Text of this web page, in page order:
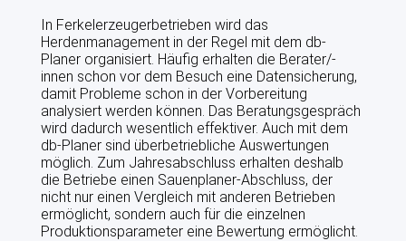
In Ferkelerzeugerbetrieben wird das
Herdenmanagement in der Regel mit dem db-
Planer organisiert. Häufig erhalten die Berater/-
innen schon vor dem Besuch eine Datensicherung,
damit Probleme schon in der Vorbereitung
analysiert werden können. Das Beratungsgespräch
wird dadurch wesentlich effektiver. Auch mit dem
db-Planer sind überbetriebliche Auswertungen
möglich. Zum Jahresabschluss erhalten deshalb
die Betriebe einen Sauenplaner-Abschluss, der
nicht nur einen Vergleich mit anderen Betrieben
ermöglicht, sondern auch für die einzelnen
Produktionsparameter eine Bewertung ermöglicht.